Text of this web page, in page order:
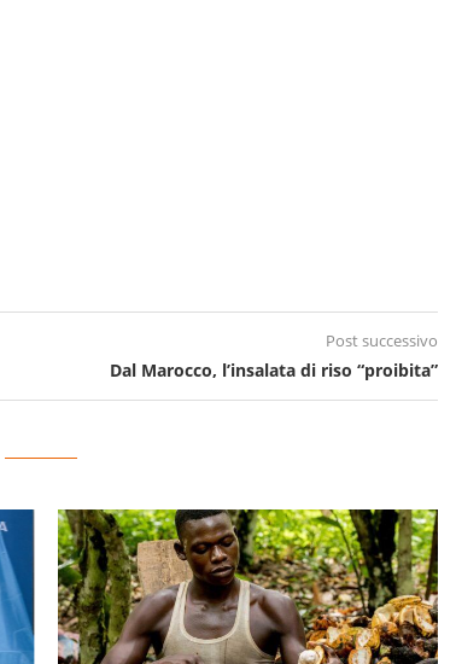
Post successivo
Dal Marocco, l’insalata di riso “proibita”